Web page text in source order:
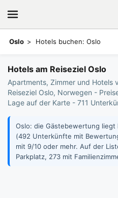
Oslo Hotels buchen: Oslo
Hotels am Reiseziel Oslo
Apartments, Zimmer und Hotels
Reiseziel Oslo, Norwegen -
Lage auf der Karte - 711
Oslo: die Gästebewertung
(492 Unterkünfte mit
mit 9/10 oder mehr. Auf der
Parkplatz, 273 mit